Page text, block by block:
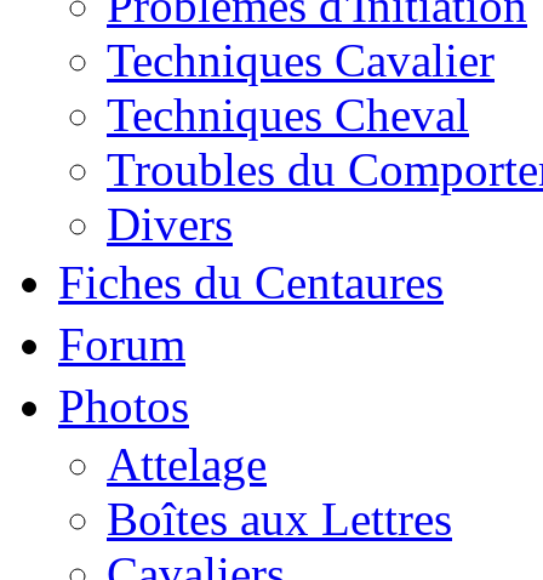
Techniques Cavalier
Techniques Cheval
Troubles du
Divers
Fiches du Centaures
Forum
Photos
Attelage
Boîtes aux Lettres